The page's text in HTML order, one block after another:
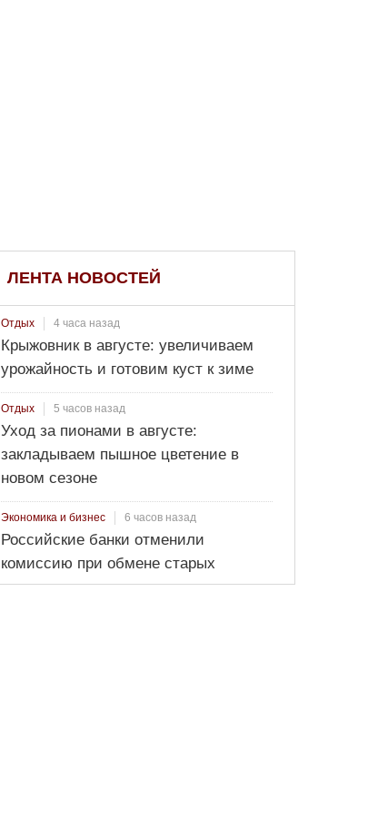
ЛЕНТА НОВОСТЕЙ
Отдых 4 часа назад
Крыжовник в августе: увеличиваем
урожайность и готовим куст к зиме
Отдых 5 часов назад
Уход за пионами в августе:
закладываем пышное цветение в
новом сезоне
Экономика и бизнес 6 часов назад
Российские банки отменили
комиссию при обмене старых
долларов